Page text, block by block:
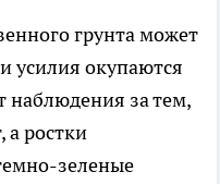
грунта может
усилия окупаются
наблюдения за тем,
а ростки
зеленые